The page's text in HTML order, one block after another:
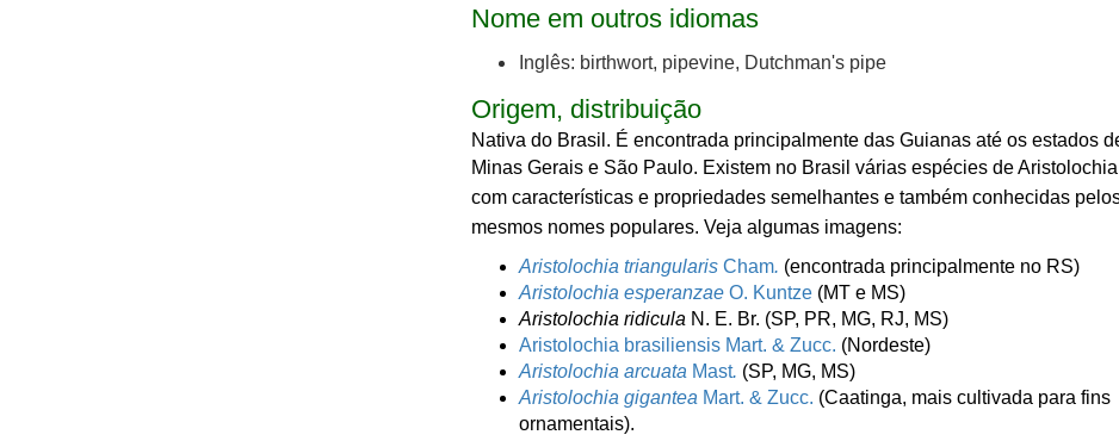
Nome em outros idiomas
Inglês: birthwort, pipevine, Dutchman's pipe
Origem, distribuição
Nativa do Brasil. É encontrada principalmente das Guianas até os estados
Minas Gerais e São Paulo. Existem no Brasil várias espécies de Aristolochia
com características e propriedades semelhantes e também conhecidas
mesmos nomes populares. Veja algumas imagens:
Aristolochia triangularis Cham. (encontrada principalmente no RS)
Aristolochia esperanzae O. Kuntze(MT e MS)
Aristolochia ridicula N. E. Br. (SP, PR, MG, RJ, MS)
Aristolochia brasiliensis Mart. & Zucc. (Nordeste)
Aristolochia arcuata Mast. (SP, MG, MS)
Aristolochia gigantea Mart. & Zucc. (Caatinga, mais cultivada para fins
ornamentais).